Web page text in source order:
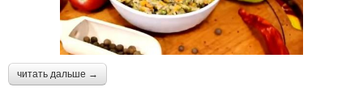
читать дальше →